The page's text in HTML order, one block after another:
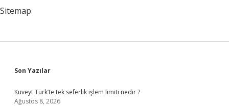
Sitemap
Sidebar
Son Yazılar
Kuveyt Türk’te tek seferlik işlem limiti nedir ?
Ağustos 8, 2026